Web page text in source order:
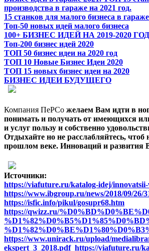
производства в гараже на 2021 год.
15 станков для малого бизнеса в
Топ-50 новых идей малого бизнеса
100+ БИЗНЕС ИДЕЙ НА 2019-2020 ГОД
Топ-200 бизнес идей 2020
ТОП 50 бизнес идеи на 2020 год
ТОП 10 Новые Бизнес Идеи 2020
ТОП 15 новых бизнес идеи на 2020
БИЗНЕС ИДЕИ БУДУЩЕГО
Компания ПеРСо желаем Вам идти в
понимать и получать от имеющихся
и услуг пользу и собственно
Отдыхайте но не расслабляйтесь, чтоб
прошлом веке. Инноваций и развития
Источники:
https://viafuture.ru/katalog-idej/
https://www.ibgroup.ru/news/2018/09/26/
https://isfic.info/pikul/gosupr68.htm
https://qwizz.ru/
https://www.unirack.ru/upload/
ekspert_3_2018.pdf https://viafuture.ru/